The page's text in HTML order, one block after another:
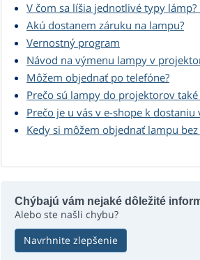
V čom sa líšia jednotlivé typy
Akú dostanem záruku na lampu?
Vernostný program
Návod na výmenu lampy v
Môžem objednať po telefóne?
Prečo sú lampy do projektorov také
Prečo je u vás v e-shope k dostaniu
Kedy si môžem objednať lampu
Chýbajú vám nejaké dôležité
Alebo ste našli chybu?
Navrhnite zlepšenie